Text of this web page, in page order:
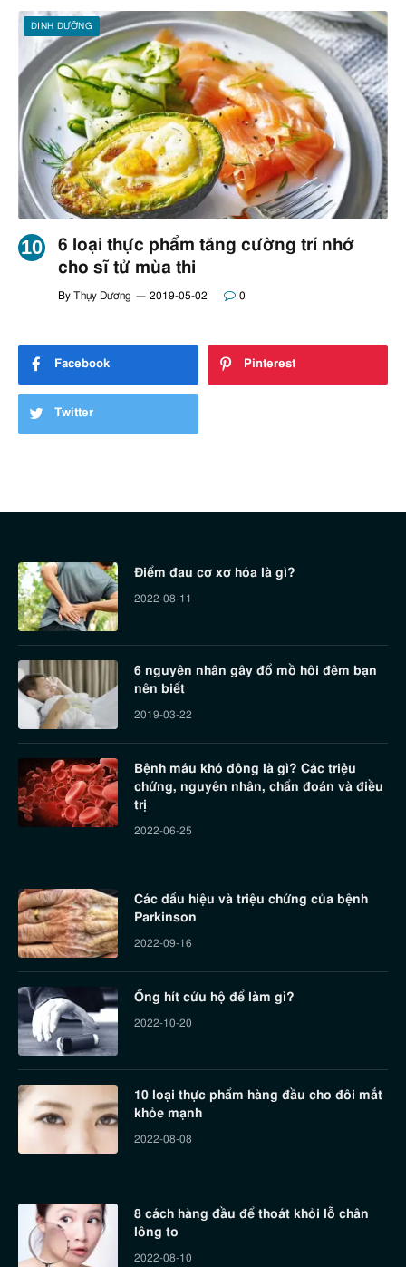
DINH DƯỠNG
6 loại thực phẩm tăng cường trí nhớ
cho sĩ tử mùa thi
By Thụy Dương 2019-05-02 0
Facebook Pinterest
Twitter
Điểm đau cơ xơ hóa là gì?
2022-08-11
6 nguyên nhân gây đổ mồ hôi đêm bạn
nên biết
2019-03-22
Bệnh máu khó đông là gì? Các triệu
chứng, nguyên nhân, chẩn đoán và điều
trị
2022-06-25
Các dấu hiệu và triệu chứng của bệnh
Parkinson
2022-09-16
Ống hít cứu hộ để làm gì?
2022-10-20
10 loại thực phẩm hàng đầu cho đôi mắt
khỏe mạnh
2022-08-08
8 cách hàng đầu để thoát khỏi lỗ chân
lông to
2022-08-10